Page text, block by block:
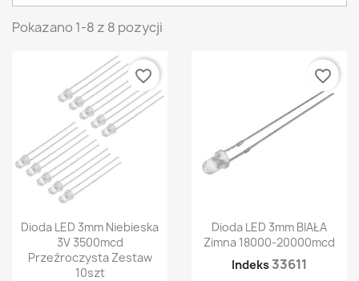
Pokazano 1-8 z 8 pozycji
Dioda LED 3mm Niebieska
3V 3500mcd
Przeźroczysta Zestaw
10szt
favorite_border
Dioda LED 3mm BIAŁA
Zimna 18000-20000mcd
Indeks 33611
favorite_border